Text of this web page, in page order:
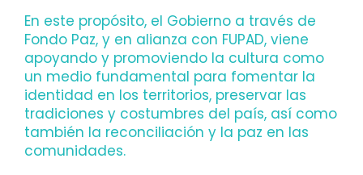
En este propósito, el Gobierno a través de
Fondo Paz, y en alianza con FUPAD, viene
apoyando y promoviendo la cultura como
un medio fundamental para fomentar la
identidad en los territorios, preservar las
tradiciones y costumbres del país, así como
también la reconciliación y la paz en las
comunidades.